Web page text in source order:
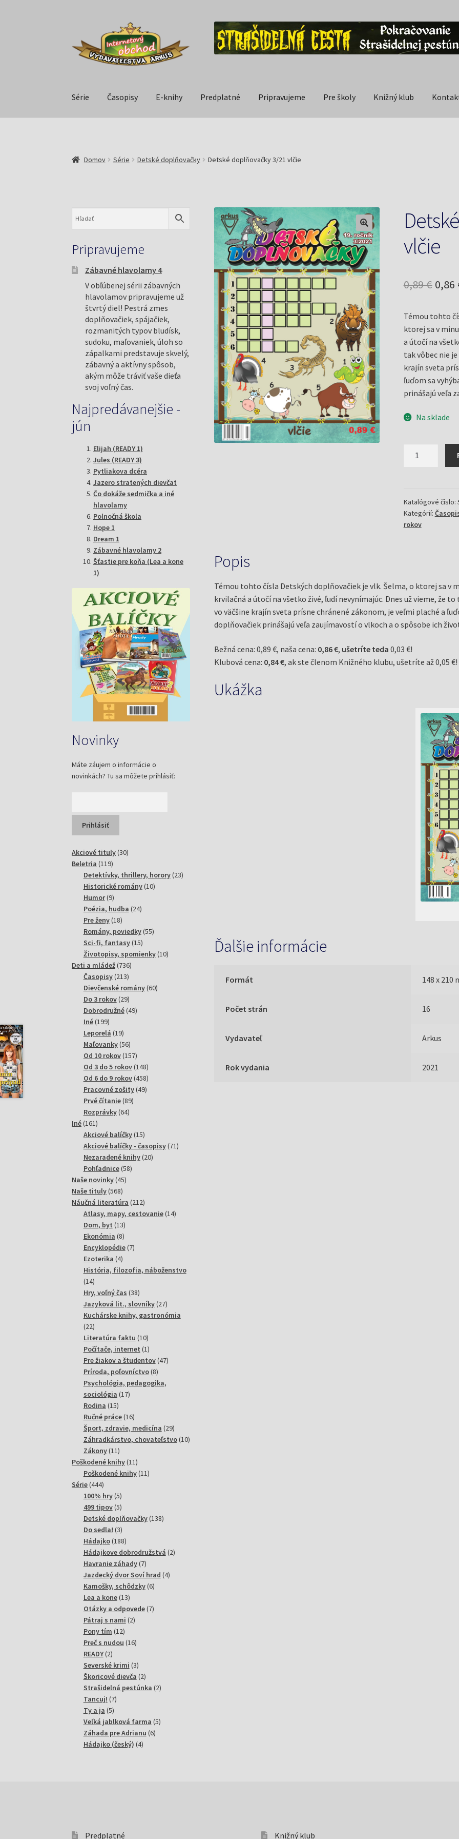
Série Časopisy E-knihy Predplatné Pripravujeme Pre školy Knižný klub
Domov Série Detské doplňovačky Detské doplňovačky 3/21 vlčie
vlčie
0,89€
bola:
0,89
0,86
Témou tohto
ktorej sa v
a útočí na
tak vôbec nie
krajín sveta
ľuďom sa
prinášajú veľa
Na sklade
vlčie
Katalógové číslo:
Kategórií:
rokov
Popis
Témou tohto čísla Detských doplňovačiek je vlk. Šelma, o ktorej sa v
krvilačná a útočí na všetko živé, ľudí nevynímajúc. Dnes už vieme, že
vo väčšine krajín sveta prísne chránené zákonom, je veľmi plaché a
doplňovačiek prinášajú veľa zaujímavostí o vlkoch a o spôsobe ich
Bežná cena: 0,89 €, naša cena: 0,86 €, ušetríte teda 0,03 €!
Klubová cena: 0,84 €, ak ste členom Knižného klubu, ušetríte až 0,05 €!
Ukážka
Ďalšie informácie
Formát 148 x 210
Počet strán 16
Vydavateľ Arkus
Rok vydania 2021
Pripravujeme
Zábavné hlavolamy 4
V obľúbenej sérii zábavných
hlavolamov pripravujeme už
štvrtý diel! Pestrá zmes
doplňovačiek, spájačiek,
rozmanitých typov bludísk,
sudoku, maľovaniek, úloh so
zápalkami predstavuje skvelý,
zábavný a aktívny spôsob,
akým môže tráviť vaše dieťa
svoj voľný čas.
Najpredávanejšie -
jún
Elijah (READY 1)
Jules (READY 3)
Pytliakova dcéra
Jazero stratených dievčat
Čo dokáže sedmička a iné
hlavolamy
Polnočná škola
Hope 1
Dream 1
Zábavné hlavolamy 2
Šťastie pre koňa (Lea a kone
1)
Novinky
Máte záujem o informácie o
novinkách? Tu sa môžete prihlásiť:
Akciové tituly 3030
Beletria 119119
produktov
Detektívky, thrillery, horory 2323
Historické romány 1010
Humor 99
produktov
Poézia, hudba 2424
Pre ženy 1818
produktov
Romány, poviedky 5555
Sci-fi, fantasy 1515
produktov
Životopisy, spomienky 1010
Deti a mládež 736736
Časopisy 213213
produktov
Dievčenské romány 6060
Do 3 rokov 2929
produktov
Dobrodružné 4949
Iné 199199
produktov
Leporelá 1919
produktov
Maľovanky 5656
produktov
Od 10 rokov 157157
produktov
Od 3 do 5 rokov 148148
produktov
Od 6 do 9 rokov 458458
produktov
Pracovné zošity 4949
Prvé čítanie 8989
Rozprávky 6464
Iné 161161
produktov
Akciové balíčky 1515
produktov
Akciové balíčky - časopisy 7171
Nezaradené knihy 2020
Pohľadnice 5858
Naše novinky 4545
Naše tituly 568568
produktov
Náučná literatúra 212212
produktov
Atlasy, mapy, cestovanie 1414
Dom, byt 1313
produktov
Ekonómia 88
produktov
Encyklopédie 77
Ezoterika 44
produkty
História, filozofia, náboženstvo
1414
produktov
Hry, voľný čas 3838
produktov
Jazyková lit., slovníky 2727
produktov
Kuchárske knihy, gastronómia
2222
produktov
Literatúra faktu 1010
produktov
Počítače, internet 11
produkt
Pre žiakov a študentov 4747
Príroda, poľovníctvo 88
produktov
Psychológia, pedagogika,
sociológia 1717
Rodina 1515
produktov
Ručné práce 1616
produktov
Šport, zdravie, medicína 2929
produktov
Záhradkárstvo, chovateľstvo 1010
Zákony 1111
produktov
Poškodené knihy 1111
produktov
Poškodené knihy 1111
Série 444444
produktov
100% hry 55
produktov
499 tipov 55
produktov
Detské doplňovačky 138138
Do sedla! 33
produkty
Hádajko 188188
produktov
Hádajkove dobrodružstvá 22
Havranie záhady 77
produktov
Jazdecký dvor Soví hrad 44
Kamošky, schôdzky 66
Lea a kone 1313
produktov
Otázky a odpovede 77
Pátraj s nami 22
Pony tím 1212
produktov
Preč s nudou 1616
READY 22
produkty
Severské krimi 33
produkty
Škoricové dievča 22
produkty
Strašidelná pestúnka 22
Tancuj! 77
Ty a ja 55
produktov
Veľká jablková farma 55
Záhada pre Adrianu 66
Hádajko (český) 44
Predplatné Knižný klub